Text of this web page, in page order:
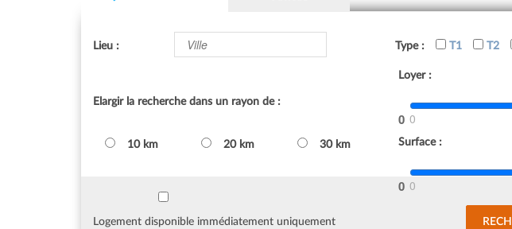
Lieu : Type : T1 T2
Loyer :
0
Surface :
0
Elargir la recherche dans un rayon de :
10 km 20 km 30 km
Logement disponible immédiatement uniquement